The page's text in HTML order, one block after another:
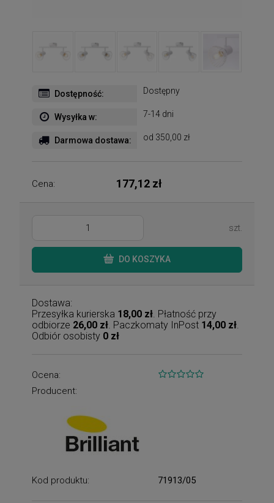
Dostępność: Dostępny
Wysyłka w: 7-14 dni
Darmowa dostawa: od 350,00 zł
Cena: 177,12 zł
szt.
DO KOSZYKA
Dostawa:
Przesyłka kurierska 18,00 zł . Płatność przy
odbiorze 26,00 zł . Paczkomaty InPost 14,00 zł
Odbiór osobisty 0 zł
Ocena:
Producent:
Kod produktu: 71913/05